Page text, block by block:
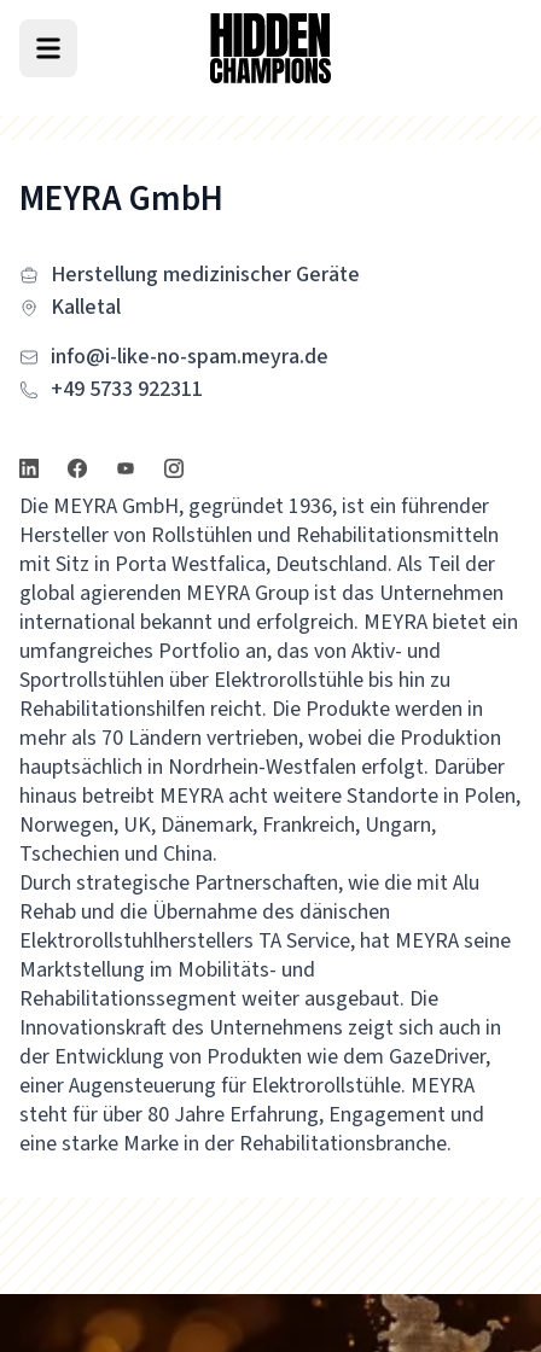
MEYRA GmbH
Herstellung medizinischer Geräte
Kalletal
info@i-like-no-spam.meyra.de
+49 5733 922311
Die MEYRA GmbH, gegründet 1936, ist ein führender
Hersteller von Rollstühlen und Rehabilitationsmitteln
mit Sitz in Porta Westfalica, Deutschland. Als Teil der
global agierenden MEYRA Group ist das Unternehmen
international bekannt und erfolgreich. MEYRA bietet ein
umfangreiches Portfolio an, das von Aktiv- und
Sportrollstühlen über Elektrorollstühle bis hin zu
Rehabilitationshilfen reicht. Die Produkte werden in
mehr als 70 Ländern vertrieben, wobei die Produktion
hauptsächlich in Nordrhein-Westfalen erfolgt. Darüber
hinaus betreibt MEYRA acht weitere Standorte in Polen,
Norwegen, UK, Dänemark, Frankreich, Ungarn,
Tschechien und China.
Durch strategische Partnerschaften, wie die mit Alu
Rehab und die Übernahme des dänischen
Elektrorollstuhlherstellers TA Service, hat MEYRA seine
Marktstellung im Mobilitäts- und
Rehabilitationssegment weiter ausgebaut. Die
Innovationskraft des Unternehmens zeigt sich auch in
der Entwicklung von Produkten wie dem GazeDriver,
einer Augensteuerung für Elektrorollstühle. MEYRA
steht für über 80 Jahre Erfahrung, Engagement und
eine starke Marke in der Rehabilitationsbranche.